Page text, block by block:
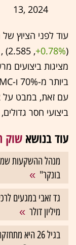
13, 2024
עוד לפני הציוץ
(2.585 ,‎
+0.78%
‏)
מציגות ביצועים
ביצועי חסר
עוד בנושא שוק
מנהל ההשקעות
בונקר"
מיליון דולר
בגיל 26 היא